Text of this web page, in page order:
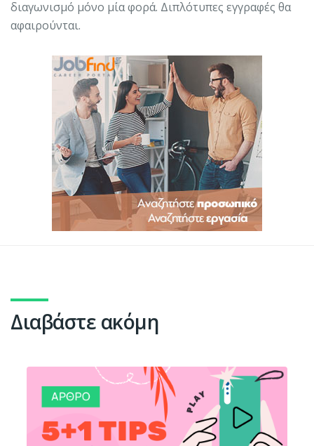
διαγωνισμό μόνο μία φορά. Διπλότυπες εγγραφές θα
αφαιρούνται.
Διαβάστε ακόμη